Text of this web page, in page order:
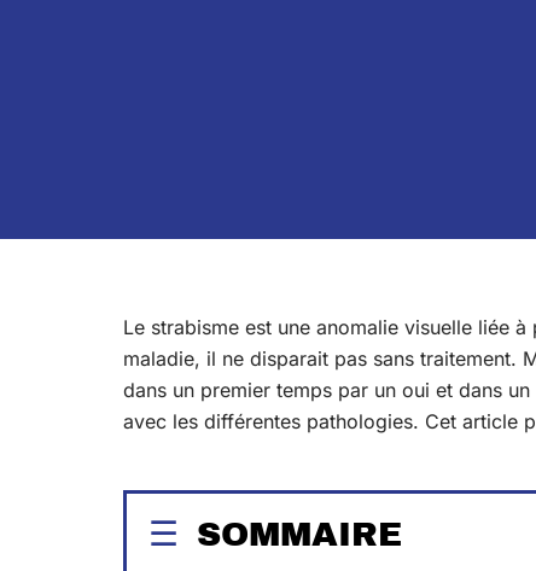
Le strabisme est une anomalie visuelle liée
maladie, il ne disparait pas sans traitement.
dans un premier temps par un oui et dans
avec les différentes pathologies. Cet article
SOMMAIRE